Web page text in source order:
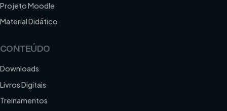
Projeto Moodle
Material Didático
CONTEÚDO
Downloads
Livros Digitais
Treinamentos